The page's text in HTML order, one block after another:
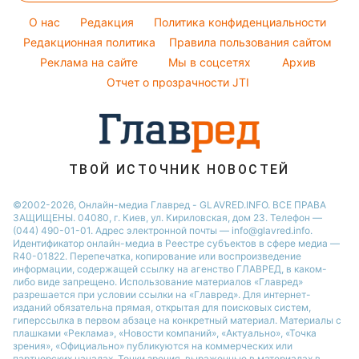
Советы от Андре Тана
Новости Днепра
Новости Черкассы
Новости Тернополя
Новости Житомира
Оптические иллюзии
Народные приметы
Все о шоу-бизнесе
O нас Редакция
Политика конфиденциальности
Редакционная политика
Правила пользования сайтом
Реклама на сайте
Мы в соцсетях
Архив
Отчет о прозрачности JTI
ТВОЙ ИСТОЧНИК НОВОСТЕЙ
©2002-2026, Онлайн-медиа Главред - GLAVRED.INFO. ВСЕ ПРАВА
ЗАЩИЩЕНЫ. 04080, г. Киев, ул. Кириловская, дом 23. Телефон —
(044) 490-01-01. Адрес электронной почты — info@glavred.info.
Идентификатор онлайн-медиа в Реестре cубъектов в сфере медиа —
R40-01822. Перепечатка, копирование или воспроизведение
информации, содержащей ссылку на агенство ГЛАВРЕД, в каком-
либо виде запрещено. Использование материалов «Главред»
разрешается при условии ссылки на «Главред». Для интернет-
изданий обязательна прямая, открытая для поисковых систем,
гиперссылка в первом абзаце на конкретный материал. Материалы с
плашками «Реклама», «Новости компаний», «Актуально», «Точка
зрения», «Официально» публикуются на коммерческих или